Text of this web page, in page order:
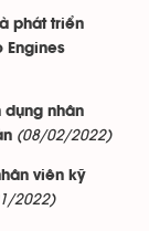
phát triển
Engines
dụng nhân
(08/02/2022)
viên kỹ
2022)